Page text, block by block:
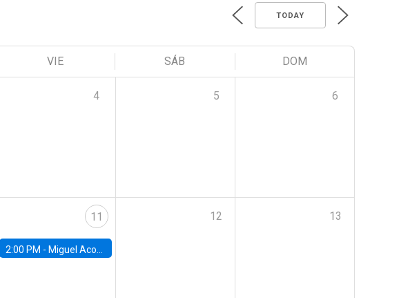
TODAY
VIE SÁB DOM
4 5 6
11
2:00 PM - Miguel Acosta, Banco Central de Chile
12 13